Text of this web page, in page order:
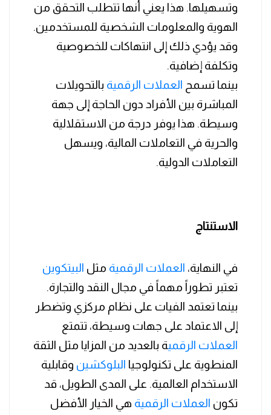
وتسهيلها. هذا يعني أنها تتطلب التحقق من
الهوية والمعلومات الشخصية للمستخدمين.
وقد يؤدي ذلك إلى انتهاكات للخصوصية
وتكلفة إضافية.
بينما تسمح العملات الرقمية بالتحويلات
المباشرة بين الأفراد دون الحاجة إلى جهة
وسيطة. هذا يوفر درجة من الاستقلالية
والحرية في التعاملات المالية، ويسهل
التعاملات الدولية.
الاستنتاج
في النهاية، العملات الرقمية مثل البيتكوين
تعتبر تطوراً مهماً في مجال النقد والتجارة.
بينما تعتمد الفيات على نظام مركزي وتضطر
إلى الاعتماد على جهات وسيطة، تتمتع
العملات الرقمية بالعديد من المزايا مثل الثقة
المنطوية على تكنولوجيا البلوكشين وقابلية
الاستخدام العالمية. على المدى الطويل، قد
تكون العملات الرقمية هي الخيار الأفضل